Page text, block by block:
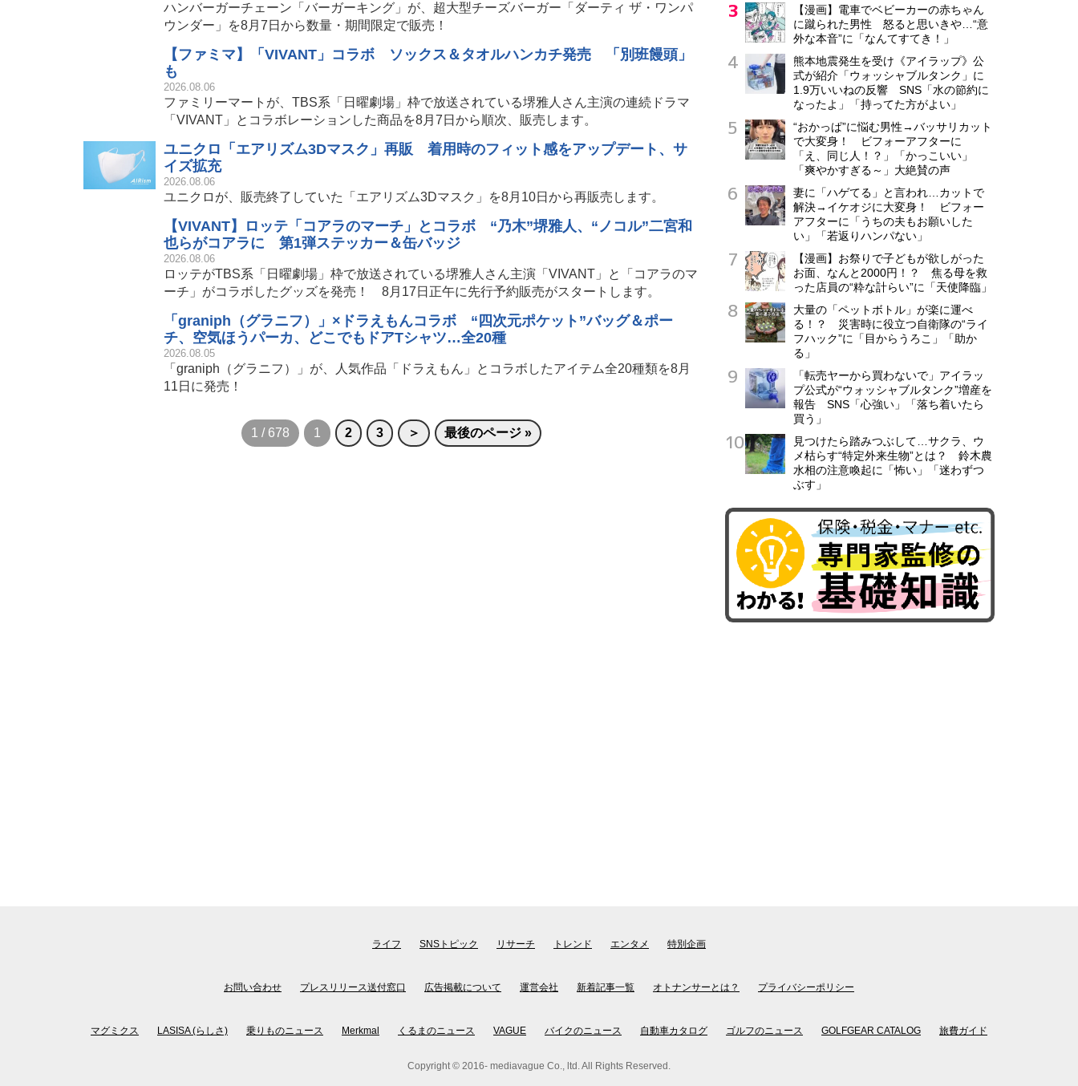
ハンバーガーチェーン「バーガーキング」が、超大型チーズバーガー「ダーティ ザ・ワンパ
ウンダー」を8月7日から数量・期間限定で販売！
【ファミマ】「VIVANT」コラボ ソックス＆タオルハンカチ発売 「別班饅頭」
も
2026.08.06
ファミリーマートが、TBS系「日曜劇場」枠で放送されている堺雅人さん主演の連続ドラマ
「VIVANT」とコラボレーションした商品を8月7日から順次、販売します。
ユニクロ「エアリズム3Dマスク」再販 着用時のフィット感をアップデート、サ
イズ拡充
2026.08.06
ユニクロが、販売終了していた「エアリズム3Dマスク」を8月10日から再販売します。
【VIVANT】ロッテ「コアラのマーチ」とコラボ “乃木”堺雅人、“ノコル”二宮和
也らがコアラに 第1弾ステッカー＆缶バッジ
2026.08.06
ロッテがTBS系「日曜劇場」枠で放送されている堺雅人さん主演「VIVANT」と「コアラのマ
ーチ」がコラボしたグッズを発売！ 8月17日正午に先行予約販売がスタートします。
「graniph（グラニフ）」×ドラえもんコラボ “四次元ポケット”バッグ＆ポー
チ、空気ほうパーカ、どこでもドアTシャツ…全20種
2026.08.05
「graniph（グラニフ）」が、人気作品「ドラえもん」とコラボしたアイテム全20種類を8月
11日に発売！
1 / 678 1 2 3 ＞ 最後のページ »
【漫画】電車でベビーカーの赤ちゃん
に蹴られた男性 怒ると思いきや…“意
外な本音”に「なんてすてき！」
熊本地震発生を受け《アイラップ》公
式が紹介「ウォッシャブルタンク」に
1.9万いいねの反響 SNS「水の節約に
なったよ」「持ってた方がよい」
“おかっぱ”に悩む男性→バッサリカット
で大変身！ ビフォーアフターに
「え、同じ人！？」「かっこいい」
「爽やかすぎる～」大絶賛の声
妻に「ハゲてる」と言われ…カットで
解決→イケオジに大変身！ ビフォー
アフターに「うちの夫もお願いした
い」「若返りハンパない」
【漫画】お祭りで子どもが欲しがった
お面、なんと2000円！？ 焦る母を救
った店員の“粋な計らい”に「天使降臨」
大量の「ペットボトル」が楽に運べ
る！？ 災害時に役立つ自衛隊の“ライ
フハック”に「目からうろこ」「助か
る」
「転売ヤーから買わないで」アイラッ
プ公式が“ウォッシャブルタンク”増産を
報告 SNS「心強い」「落ち着いたら
買う」
見つけたら踏みつぶして…サクラ、ウ
メ枯らす“特定外来生物”とは？ 鈴木農
水相の注意喚起に「怖い」「迷わずつ
ぶす」
ライフ SNSトピック リサーチ トレンド エンタメ 特別企画
お問い合わせ プレスリリース送付窓口 広告掲載について 運営会社 新着記事一覧 オトナンサーとは？ プライバシーポリシー
マグミクス LASISA (らしさ) 乗りものニュース Merkmal くるまのニュース VAGUE バイクのニュース 自動車カタログ ゴルフのニュース GOLFGEAR CATALOG 旅費ガイド
Copyright © 2016- mediavague Co., ltd. All Rights Reserved.